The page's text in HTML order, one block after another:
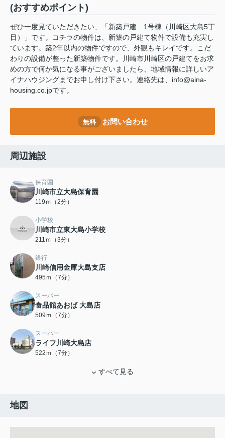
(おすすめポイント)
ぜひ一度見ていただきたい、「新築戸建 1号棟（川崎区大島5丁
目）」です。コチラの物件は、新築の戸建て物件で設備も充実し
ています。築2年以内の物件ですので、外観もキレイです。こだ
わりの設備が整った新築物件です。川崎市川崎区の戸建てをお求
めの方で何か気になる事がございましたら、地域情報に詳しいア
イナハウジングまでお申し付け下さい。連絡先は、info@aina-
housing.co.jpです。
無料 お問い合わせ
周辺施設
保育園
川崎市立大島保育園
119ｍ（2分）
小学校
川崎市立東大島小学校
211ｍ（3分）
銀行
川崎信用金庫大島支店
495ｍ（7分）
スーパー
食品館あおば 大島店
509ｍ（7分）
スーパー
ライフ川崎大島店
522ｍ（7分）
すべて見る
地図